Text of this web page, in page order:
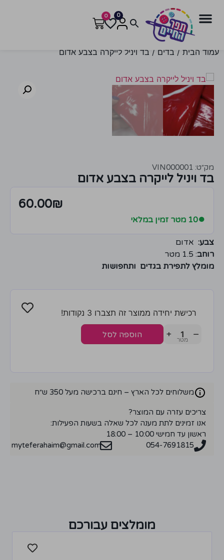
0
0
עמוד הבית / בדים / בד ויניל לייקרה בצבע אדום
מק״ט: VIN000001
בד ויניל לייקרה בצבע אדום
60.00₪
●10 מטר זמין במלאי
צבע: אדום
רוחב: 1.5 מטר
מומלץ לתפירת בגדים ותחפושות
רכישת יחידה ממוצר זה תצברו 3 נקודות!
−
+ הוספה לסל
משלוחים לכל הארץ – חינם ברכישה מעל 350 ש״ח
צריכים עזרה עם המוצר?
אנו זמינים לתת מענה לכל שאלה בשעות הפעילות:
ראשון עד חמישי 10:00 – 18:00
054-7691815
myteferahaim@gmail.com
מומלצים עבורכם